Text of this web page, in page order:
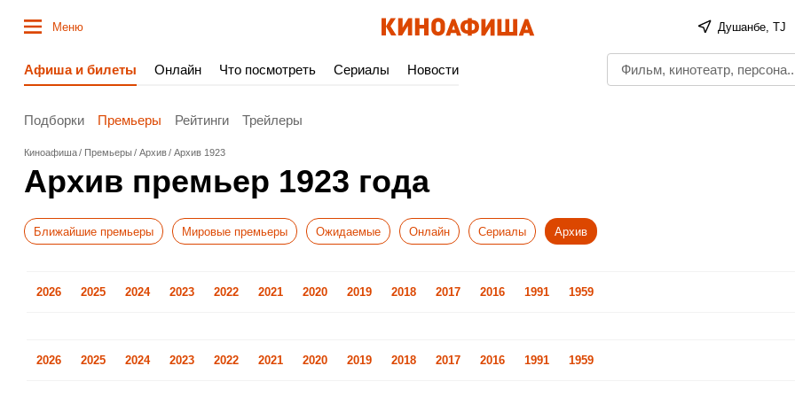
Меню Душанбе, TJ
Афиша и билеты Онлайн Что посмотреть Сериалы Новости
Подборки Премьеры Рейтинги Трейлеры
Киноафиша Премьеры Архив Архив 1923
Архив премьер 1923 года
Ближайшие премьеры Мировые премьеры Ожидаемые Онлайн Сериалы Архив
2026 2025 2024 2023 2022 2021 2020 2019 2018 2017 2016 1991 1959
2026 2025 2024 2023 2022 2021 2020 2019 2018 2017 2016 1991 1959